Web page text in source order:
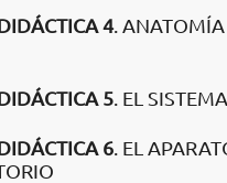
4. ANATOMÍA
5. EL
6. EL